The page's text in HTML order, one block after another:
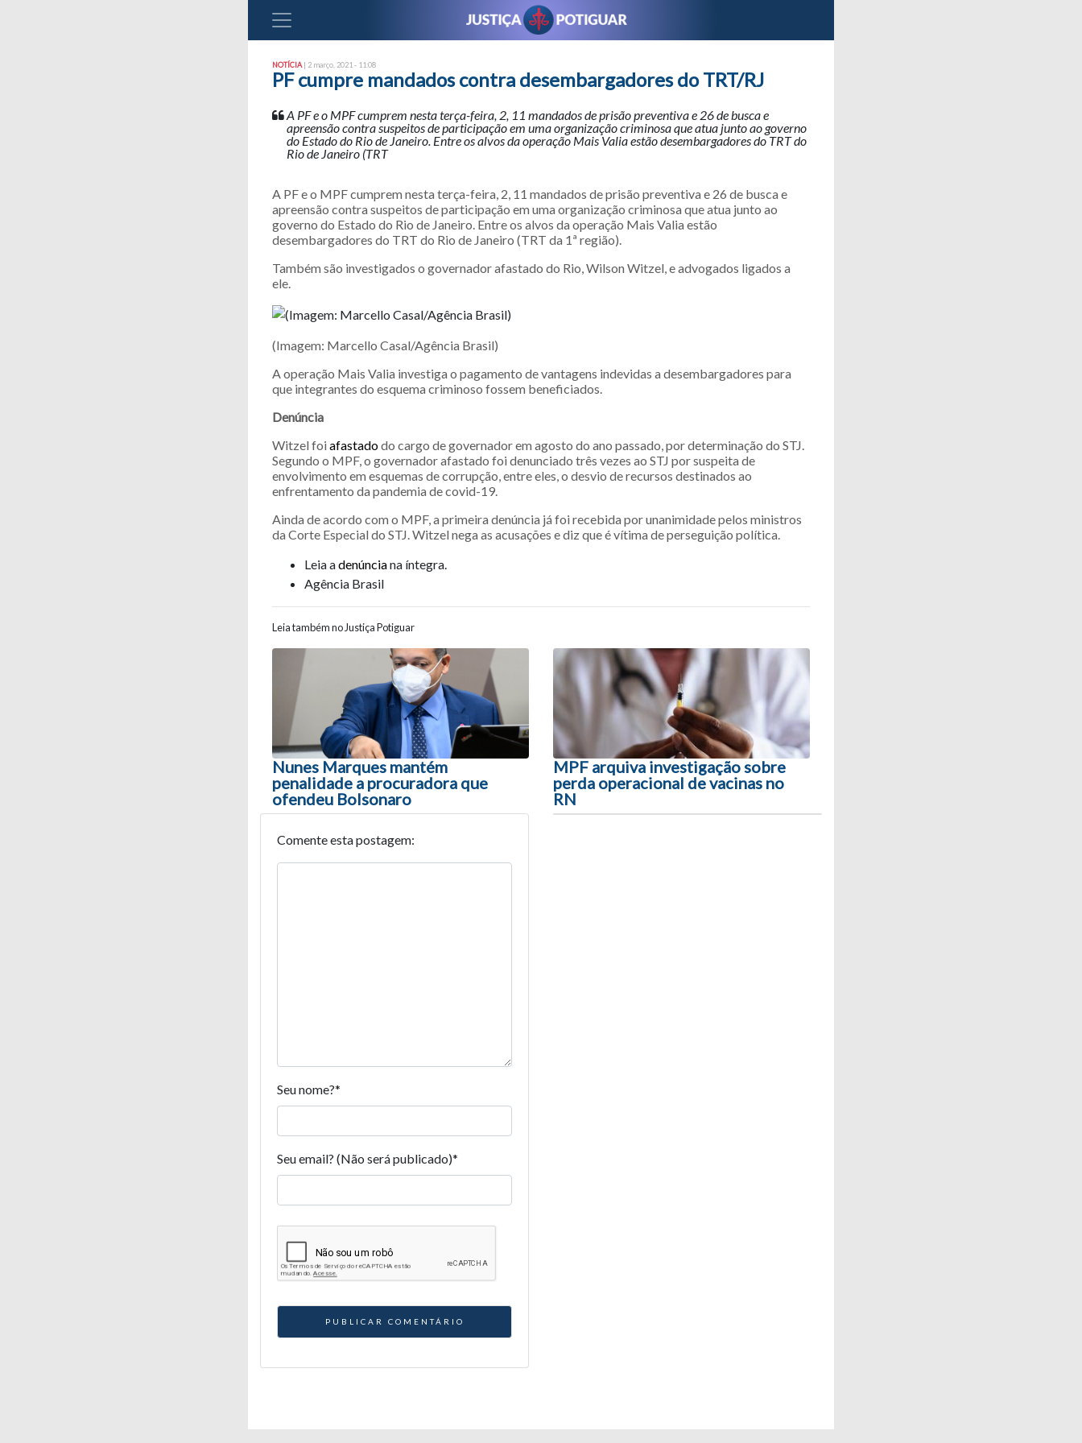
NOTÍCIA | 2 março, 2021 - 11:08
PF cumpre mandados contra desembargadores do TRT/RJ
A PF e o MPF cumprem nesta terça-feira, 2, 11 mandados de prisão preventiva e 26 de busca e
apreensão contra suspeitos de participação em uma organização criminosa que atua junto ao governo
do Estado do Rio de Janeiro. Entre os alvos da operação Mais Valia estão desembargadores do TRT do
Rio de Janeiro (TRT
A PF e o MPF cumprem nesta terça-feira, 2, 11 mandados de prisão preventiva e 26 de busca e
apreensão contra suspeitos de participação em uma organização criminosa que atua junto ao
governo do Estado do Rio de Janeiro. Entre os alvos da operação Mais Valia estão
desembargadores do TRT do Rio de Janeiro (TRT da 1ª região).
Também são investigados o governador afastado do Rio, Wilson Witzel, e advogados ligados a
ele.
(Imagem: Marcello Casal/Agência Brasil)
A operação Mais Valia investiga o pagamento de vantagens indevidas a desembargadores para
que integrantes do esquema criminoso fossem beneficiados.
Denúncia
Witzel foi afastadodo cargo de governador em agosto do ano passado, por determinação do STJ.
Segundo o MPF, o governador afastado foi denunciado três vezes ao STJ por suspeita de
envolvimento em esquemas de corrupção, entre eles, o desvio de recursos destinados ao
enfrentamento da pandemia de covid-19.
Ainda de acordo com o MPF, a primeira denúncia já foi recebida por unanimidade pelos ministros
da Corte Especial do STJ. Witzel nega as acusações e diz que é vítima de perseguição política.
Leia adenúnciana íntegra.
Agência Brasil
Leia também no Justiça Potiguar
Navegação entre posts
Nunes Marques mantém
penalidade a procuradora que
ofendeu Bolsonaro
MPF arquiva investigação sobre
perda operacional de vacinas no
RN
Comente esta postagem:
Seu nome?*
Seu email? (Não será publicado)*